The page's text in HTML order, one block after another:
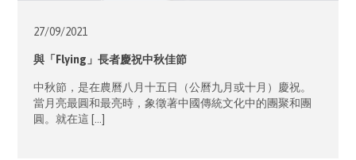
27/09/2021
與「Flying」長者慶祝中秋佳節
中秋節，是在農曆八月十五日（公曆九月或十月）慶祝。
當月亮最圓和最亮時，象徵著中國傳統文化中的團聚和團
圓。就在這 […]